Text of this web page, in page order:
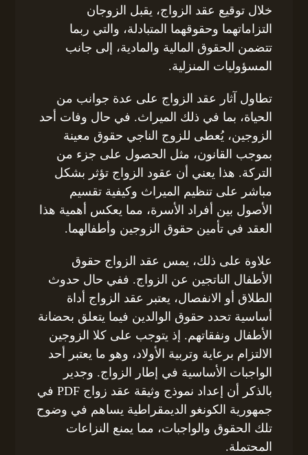
خلال توقيع عقد الزواج، يقبل الزوجان
التزاماتهما وحقوقهما المتبادلة، والتي ربما
تتضمن الحقوق المالية والمادية، إلى جانب
المسؤوليات المنزلية.
تطاول آثار عقد الزواج على عدة جوانب من
الحياة، بما في ذلك الميراث. في حال وفات أحد
الزوجين، يُعطى للزوج الناجي حقوق معينة
بموجب القانون، مثل الحصول على جزء من
التركة. هذا يعني أن عقود الزواج تؤثر بشكل
مباشر على تنظيم الميراث وكيفية تقسيم
الأصول بين أفراد الأسرة، مما يعكس أهمية هذا
العقد في تأمين حقوق الزوجين وأطفالهما.
علاوة على ذلك، يمس عقد الزواج حقوق
الأطفال الناتجين عن الزواج. ففي حال حدوث
الطلاق أو الانفصال، يعتبر عقد الزواج أداة
أساسية تحدد حقوق الوالدين فيما يتعلق بحضانة
الأطفال ونفقاتهم. إذ يتوجب على كلا الزوجين
الالتزام برعاية وتربية الأولاد، وهو ما يعتبر أحد
الواجبات الأساسية في إطار الزواج. وجدير
بالذكر أن إعداد نموذج وثيقة عقد زواج PDF في
جمهورية الكونغو الديمقراطية يساهم في وضوح
تلك الحقوق والواجبات، مما يمنع النزاعات
المحتملة.